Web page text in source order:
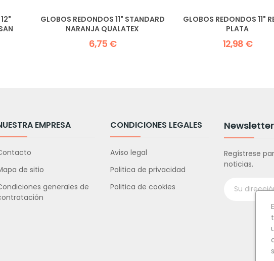
GLOBOS REDONDOS 11" STANDARD
NARANJA QUALATEX
6,75 €
GLOBOS REDONDOS 11"
PLATA
12,98 €
EMPRESA
de sitio
generales de
CONDICIONES LEGALES
Aviso legal
Politica de privacidad
Politica de cookies
Newsletter
Regístrese
noticias.